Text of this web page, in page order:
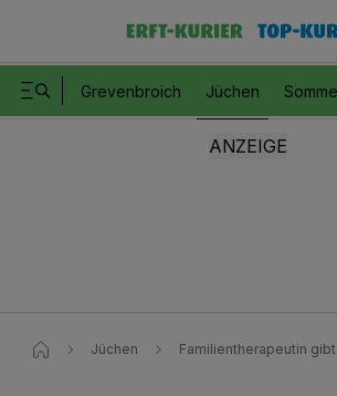
Grevenbroich Jüchen
Jüchen Familientherapeutin